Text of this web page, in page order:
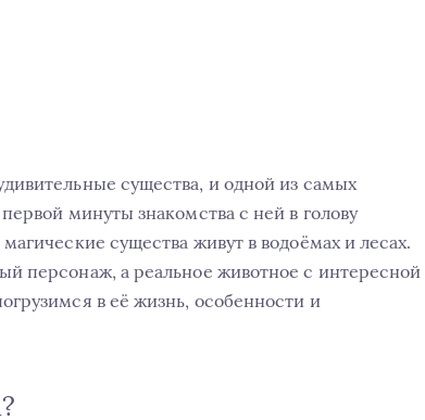
существа, и одной из самых
минуты знакомства с ней в голову
существа живут в водоёмах и лесах.
персонаж, а реальное животное с интересной
в её жизнь, особенности и